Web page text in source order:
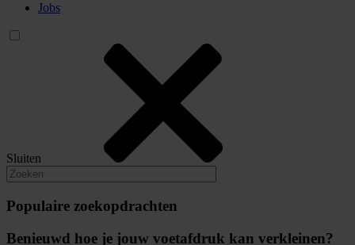
Jobs
Sluiten
Populaire zoekopdrachten
Benieuwd hoe je jouw voetafdruk kan verkleinen?